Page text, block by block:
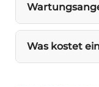
Was kostet